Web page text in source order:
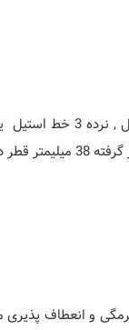
افقی ترانزیت برای ساخت
نیکل هستند این نوع